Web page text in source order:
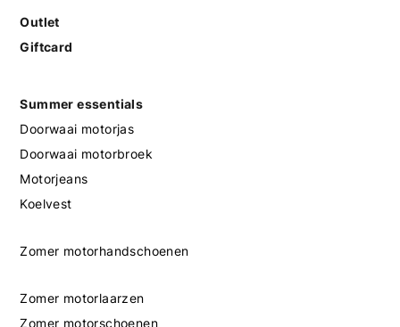
Outlet
Giftcard
Summer essentials
Doorwaai motorjas
Doorwaai motorbroek
Motorjeans
Koelvest
Zomer motorhandschoenen
Zomer motorlaarzen
Zomer motorschoenen